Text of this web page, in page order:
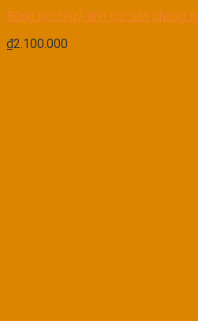
Bông lọc thuỷ tinh lọc sàn phòng
₫2.100.000